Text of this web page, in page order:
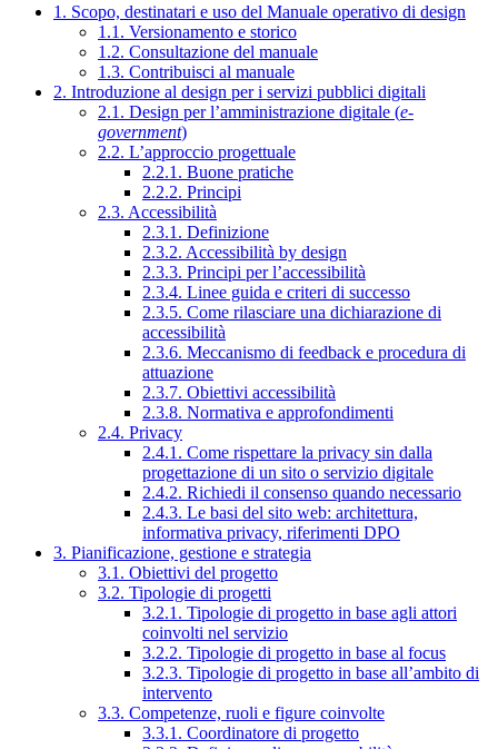
1. Scopo, destinatari e uso del Manuale operativo di design
1.1. Versionamento e storico
1.2. Consultazione del manuale
1.3. Contribuisci al manuale
2. Introduzione al design per i servizi pubblici digitali
2.1. Design per l’amministrazione digitale (e-
government)
2.2. L’approccio progettuale
2.2.1. Buone pratiche
2.2.2. Principi
2.3. Accessibilità
2.3.1. Definizione
2.3.2. Accessibilità by design
2.3.3. Principi per l’accessibilità
2.3.4. Linee guida e criteri di successo
2.3.5. Come rilasciare una dichiarazione di
accessibilità
2.3.6. Meccanismo di feedback e procedura di
attuazione
2.3.7. Obiettivi accessibilità
2.3.8. Normativa e approfondimenti
2.4. Privacy
2.4.1. Come rispettare la privacy sin dalla
progettazione di un sito o servizio digitale
2.4.2. Richiedi il consenso quando necessario
2.4.3. Le basi del sito web: architettura,
informativa privacy, riferimenti DPO
3. Pianificazione, gestione e strategia
3.1. Obiettivi del progetto
3.2. Tipologie di progetti
3.2.1. Tipologie di progetto in base agli attori
coinvolti nel servizio
3.2.2. Tipologie di progetto in base al focus
3.2.3. Tipologie di progetto in base all’ambito di
intervento
3.3. Competenze, ruoli e figure coinvolte
3.3.1. Coordinatore di progetto